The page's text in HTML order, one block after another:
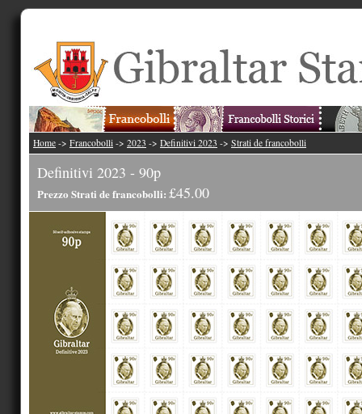
Home -> Francobolli -> 2023 -> Definitivi 2023 -> Strati de francobolli
Definitivi 2023 - 90p
Prezzo Strati de francobolli: £45.00